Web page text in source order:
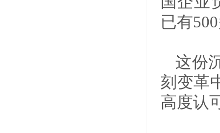
已有
这份
刻变革
高度认